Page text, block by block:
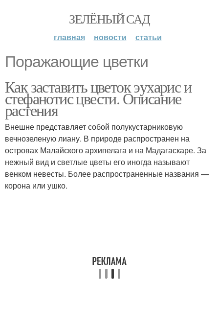
ЗЕЛЁНЫЙ САД
главная новости статьи
Поражающие цветки
Как заставить цветок эухарис и
стефанотис цвести. Описание
растения
Внешне представляет собой полукустарниковую
вечнозеленую лиану. В природе распространен на
островах Малайского архипелага и на Мадагаскаре. За
нежный вид и светлые цветы его иногда называют
венком невесты. Более распространенные названия —
корона или ушко.